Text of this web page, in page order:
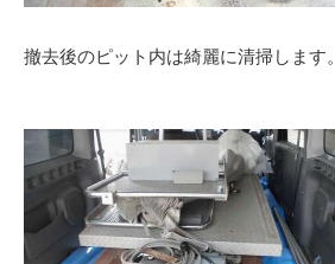
撤去後のピット内は綺麗に清掃します。